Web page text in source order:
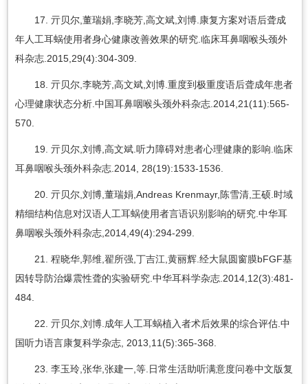
17. 亓贝尔,董瑞娟,李晓芳,高文斌,刘博.康复方案对语后聋成
年人工耳蜗使用者身心健康改善效果的研究.临床耳鼻咽喉头颈外
科杂志.2015,29(4):304-309.
18. 亓贝尔,李晓芳,高文斌,刘博.重度到极重度语后聋成年患者
心理健康状态分析.中国耳鼻咽喉头颈外科杂志.2014,21(11):565-
570.
19. 亓贝尔,刘博,高文斌.听力障碍对患者心理健康的影响.临床
耳鼻咽喉头颈外科杂志.2014, 28(19):1533-1536.
20. 亓贝尔,刘博,董瑞娟,Andreas Krenmayr,陈雪清,王硕.时域
精细结构信息对汉语人工耳蜗使用者言语识别影响的研究.中华耳
鼻咽喉头颈外科杂志,2014,49(4):294-299.
21. 程晓华,郭维,翟所强,丁吉江,黄丽辉.经大鼠圆窗膜bFGF基
因转导防治爆震性聋的实验研究.中华耳科学杂志.2014,12(3):481-
484.
22. 亓贝尔,刘博.成年人工耳蜗植入者术后效果的综合评估.中
国听力语言康复科学杂志, 2013,11(5):365-368.
23. 李玉玲,张华,张建一,等.日常生活助听满意度问卷中文版复